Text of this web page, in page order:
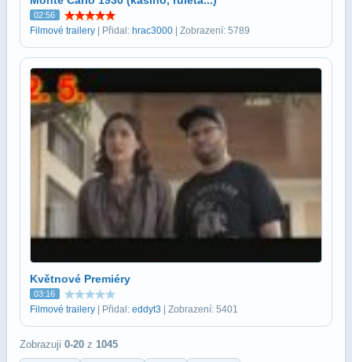
02:56
Filmové trailery | Přidal: hrac3000 | Zobrazení: 5789
Květnové Premiéry
03:16
Filmové trailery | Přidal: eddyt3 | Zobrazení: 5401
Zobrazuji 0-20 z 1045